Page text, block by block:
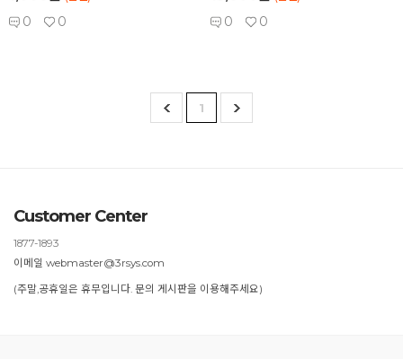
0 0 0 0
1
Customer Center
1877-1893
이메일 webmaster@3rsys.com
(주말,공휴일은 휴무입니다. 문의 게시판을 이용해주세요)